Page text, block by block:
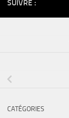
SUIVRE :
CATÉGORIES